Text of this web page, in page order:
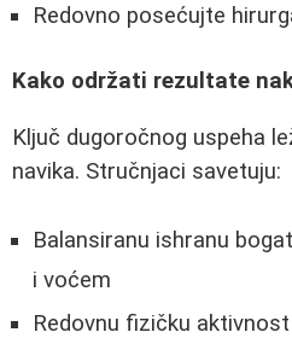
Redovno posećujte
Kako održati rezultate
Ključ dugoročnog uspeha
navika. Stručnjaci savetuju:
Balansiranu ishranu
i voćem
Redovnu fizičku